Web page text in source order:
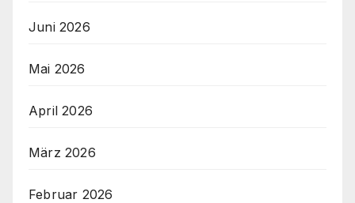
Juni 2026
Mai 2026
April 2026
März 2026
Februar 2026